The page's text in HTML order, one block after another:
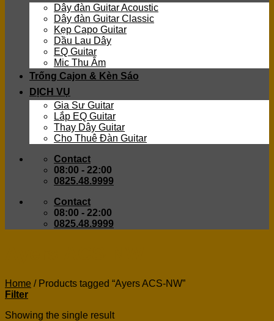
Dây đàn Guitar Acoustic
Dây đàn Guitar Classic
Kẹp Capo Guitar
Dầu Lau Dây
EQ Guitar
Mic Thu Âm
Trống Cajon & Kèn Sáo
DỊCH VỤ
Gia Sư Guitar
Lắp EQ Guitar
Thay Dây Guitar
Cho Thuê Đàn Guitar
Contact
08:00 - 22:00
0825.48.9999
Contact
08:00 - 22:00
0825.48.9999
Home /Products tagged “Ayers ACS-NW”
Filter
Showing the single result